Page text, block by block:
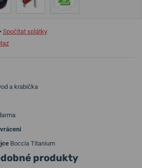
Spočítat splátky
a krabička
vrácení
Boccia Titanium
produkty